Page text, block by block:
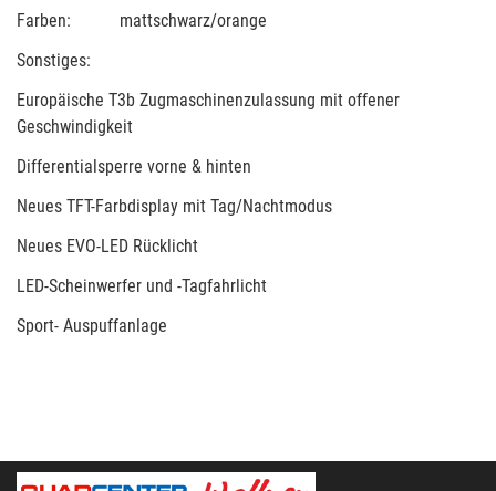
Farben: mattschwarz/orange
Sonstiges:
Europäische T3b Zugmaschinenzulassung mit offener
Geschwindigkeit
Differentialsperre vorne & hinten
Neues TFT-Farbdisplay mit Tag/Nachtmodus
Neues EVO-LED Rücklicht
LED-Scheinwerfer und -Tagfahrlicht
Sport- Auspuffanlage